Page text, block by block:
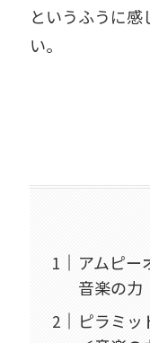
というふうに感
い。
アムピー
音楽の力
ピラミッ